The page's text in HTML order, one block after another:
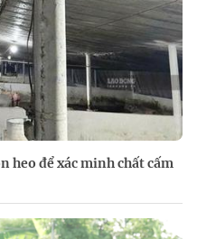
heo để xác minh chất cấm